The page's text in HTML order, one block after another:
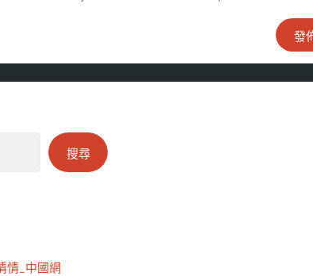
搜尋
情_中國網